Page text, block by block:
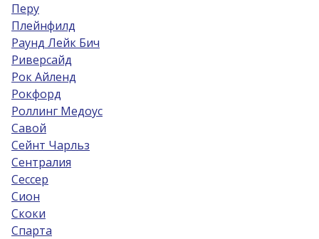
Перу
Плейнфилд
Раунд Лейк Бич
Риверсайд
Рок Айленд
Рокфорд
Роллинг Медоус
Савой
Сейнт Чарльз
Сентралия
Сессер
Сион
Скоки
Спарта